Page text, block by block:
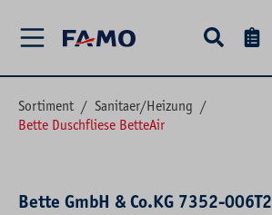
Sortiment / Sanitaer/Heizung /
Bette Duschfliese BetteAir
Bette GmbH & Co.KG 7352-006T2